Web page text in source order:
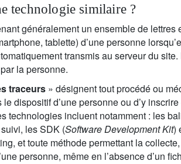
technologie similaire ?
généralement un ensemble de lettres
tablette) d’une personne
transmis au serveur du
la personne.
traceurs » désignent tout procédé ou
dispositif d’une personne ou d’y
technologies incluent notamment : les
les SDK (Software Development Kit)
et toute méthode permettant la
personne, même en l’absence d’un